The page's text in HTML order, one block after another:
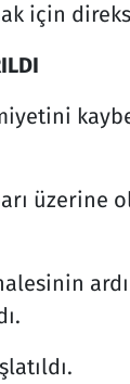
için